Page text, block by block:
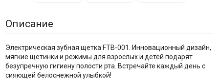
Описание
Электрическая зубная щетка FTB-001. Инновационный дизайн,
мягкие щетинки и режимы для взрослых и детей подарят
безупречную гигиену полости рта. Встречайте каждый день с
сияющей белоснежной улыбкой!